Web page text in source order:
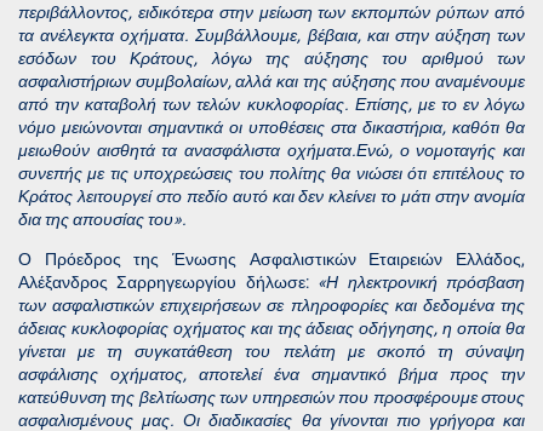
περιβάλλοντος, ειδικότερα στην μείωση των εκπομπών ρύπων από
τα ανέλεγκτα οχήματα. Συμβάλλουμε, βέβαια, και στην αύξηση των
εσόδων του Κράτους, λόγω της αύξησης του αριθμού των
ασφαλιστήριων συμβολαίων, αλλά και της αύξησης που αναμένουμε
από την καταβολή των τελών κυκλοφορίας. Επίσης, με το εν λόγω
νόμο μειώνονται σημαντικά οι υποθέσεις στα δικαστήρια, καθότι θα
μειωθούν αισθητά τα ανασφάλιστα οχήματα.Ενώ, ο νομοταγής και
συνεπής με τις υποχρεώσεις του πολίτης θα νιώσει ότι επιτέλους το
Κράτος λειτουργεί στο πεδίο αυτό και δεν κλείνει το μάτι στην ανομία
δια της απουσίας του».
Ο Πρόεδρος της Ένωσης Ασφαλιστικών Εταιρειών Ελλάδος,
Αλέξανδρος Σαρρηγεωργίου δήλωσε: «Η ηλεκτρονική πρόσβαση
των ασφαλιστικών επιχειρήσεων σε πληροφορίες και δεδομένα της
άδειας κυκλοφορίας οχήματος και της άδειας οδήγησης, η οποία θα
γίνεται με τη συγκατάθεση του πελάτη με σκοπό τη σύναψη
ασφάλισης οχήματος, αποτελεί ένα σημαντικό βήμα προς την
κατεύθυνση της βελτίωσης των υπηρεσιών που προσφέρουμε στους
ασφαλισμένους μας. Οι διαδικασίες θα γίνονται πιο γρήγορα και